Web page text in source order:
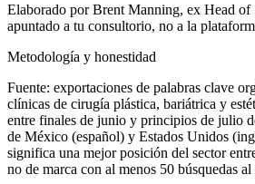
Elaborado por Brent Manning, ex Head of
apuntado a tu consultorio, no a la
Metodología y honestidad
Fuente: exportaciones de palabras clave
clínicas de cirugía plástica, bariátrica y
entre finales de junio y principios de julio
de México (español) y Estados Unidos
significa una mejor posición del sector
no de marca con al menos 50 búsquedas al